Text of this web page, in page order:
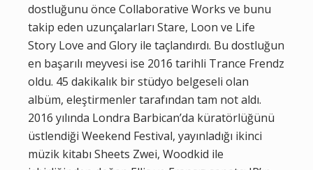
dostluğunu önce Collaborative Works ve bunu
takip eden uzunçalarları Stare, Loon ve Life
Story Love and Glory ile taçlandırdı. Bu dostluğun
en başarılı meyvesi ise 2016 tarihli Trance Frendz
oldu. 45 dakikalık bir stüdyo belgeseli olan
albüm, eleştirmenler tarafından tam not aldı.
2016 yılında Londra Barbican’da küratörlüğünü
üstlendiği Weekend Festival, yayınladığı ikinci
müzik kitabı Sheets Zwei, Woodkid ile